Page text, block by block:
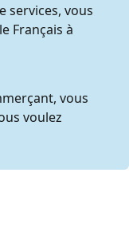
services, vous
Français à
vous
voulez